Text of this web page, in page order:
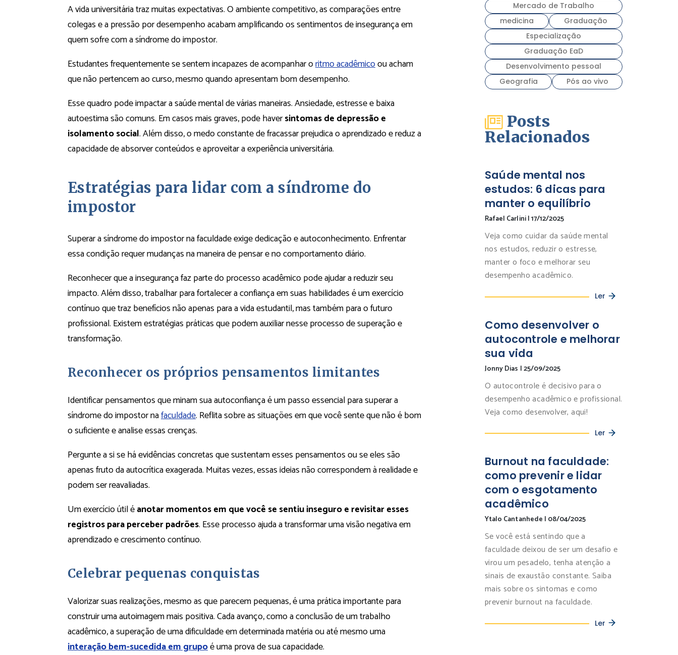
A vida universitária traz muitas expectativas. O ambiente competitivo, as comparações entre
colegas e a pressão por desempenho acabam amplificando os sentimentos de insegurança em
quem sofre com a síndrome do impostor.
Estudantes frequentemente se sentem incapazes de acompanhar oritmo acadêmicoou acham
que não pertencem ao curso, mesmo quando apresentam bom desempenho.
Esse quadro pode impactar a saúde mental de várias maneiras. Ansiedade, estresse e baixa
autoestima são comuns. Em casos mais graves, pode haversintomas de depressão e
isolamento social. Além disso, o medo constante de fracassar prejudica o aprendizado e reduz a
capacidade de absorver conteúdos e aproveitar a experiência universitária.
Estratégias para lidar com a síndrome do
impostor
Superar a síndrome do impostor na faculdade exige dedicação e autoconhecimento. Enfrentar
essa condição requer mudanças na maneira de pensar e no comportamento diário.
Reconhecer que a insegurança faz parte do processo acadêmico pode ajudar a reduzir seu
impacto. Além disso, trabalhar para fortalecer a confiança em suas habilidades é um exercício
contínuo que traz benefícios não apenas para a vida estudantil, mas também para o futuro
profissional. Existem estratégias práticas que podem auxiliar nesse processo de superação e
transformação.
Reconhecer os próprios pensamentos limitantes
Identificar pensamentos que minam sua autoconfiança é um passo essencial para superar a
síndrome do impostor nafaculdade. Reflita sobre as situações em que você sente que não é bom
o suficiente e analise essas crenças.
Pergunte a si se há evidências concretas que sustentam esses pensamentos ou se eles são
apenas fruto da autocrítica exagerada. Muitas vezes, essas ideias não correspondem à realidade e
podem ser reavaliadas.
Um exercício útil éanotar momentos em que você se sentiu inseguro e revisitar esses
registros para perceber padrões. Esse processo ajuda a transformar uma visão negativa em
aprendizado e crescimento contínuo.
Celebrar pequenas conquistas
Valorizar suas realizações, mesmo as que parecem pequenas, é uma prática importante para
construir uma autoimagem mais positiva. Cada avanço, como a conclusão de um trabalho
acadêmico, a superação de uma dificuldade em determinada matéria ou até mesmo uma
interação bem-sucedida em grupoé uma prova de sua capacidade.
Mercado de Trabalho
medicina
Graduação
Especialização
Graduação EaD
Desenvolvimento pessoal
Geografia
Pós ao vivo
Posts
Relacionados
Saúde mental nos
estudos: 6 dicas para
manter o equilíbrio
Rafael Carlini|17/12/2025
Veja como cuidar da saúde mental
nos estudos, reduzir o estresse,
manter o foco e melhorar seu
desempenho acadêmico.
Ler
Como desenvolver o
autocontrole e melhorar
sua vida
Jonny Dias |25/09/2025
O autocontrole é decisivo para o
desempenho acadêmico e profissional.
Veja como desenvolver, aqui!
Ler
Burnout na faculdade:
como prevenir e lidar
com o esgotamento
acadêmico
Ytalo Cantanhede | 08/04/2025
Se você está sentindo que a
faculdade deixou de ser um desafio e
virou um pesadelo, tenha atenção a
sinais de exaustão constante. Saiba
mais sobre os sintomas e como
prevenir burnout na faculdade.
Ler